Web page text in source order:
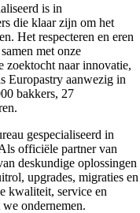
is in
die klaar zijn om het
Het respecteren en eren
met onze
zoektocht naar innovatie,
Europastry aanwezig in
bakkers, 27
gespecialiseerd in
officiële partner van
deskundige oplossingen
upgrades, migraties en
kwaliteit, service en
ondernemen.